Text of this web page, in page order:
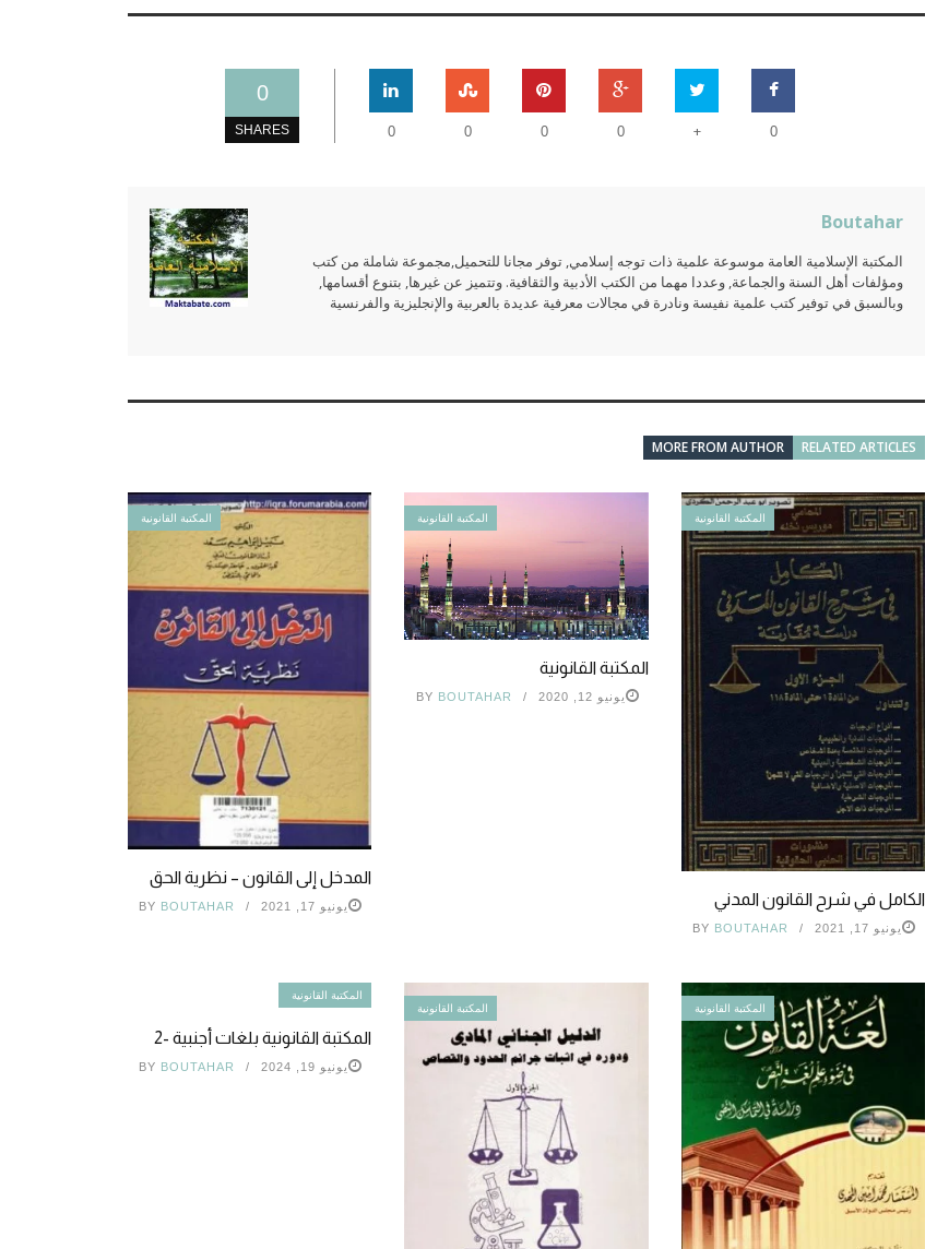
0
SHARES 0
+
0
0
0
0
Boutahar
المكتبة الإسلامية العامة موسوعة علمية ذات توجه إسلامي, توفر مجانا للتحميل,مجموعة شاملة من كتب
ومؤلفات أهل السنة والجماعة, وعددا مهما من الكتب الأدبية والثقافية. وتتميز عن غيرها, بتنوع أقسامها,
وبالسبق في توفير كتب علمية نفيسة ونادرة في مجالات معرفية عديدة بالعربية والإنجليزية والفرنسية
RELATED ARTICLES
MORE FROM AUTHOR
المكتبة القانونية
المدخل إلى القانون – نظرية الحق
يونيو 17, 2021 BY BOUTAHAR
المكتبة القانونية
المكتبة القانونية
يونيو 12, 2020 BY BOUTAHAR
المكتبة القانونية
الكامل في شرح القانون المدني
يونيو 17, 2021 BY BOUTAHAR
المكتبة القانونية
المكتبة القانونية بلغات أجنبية -2
يونيو 19, 2024 BY BOUTAHAR
المكتبة القانونية المكتبة القانونية